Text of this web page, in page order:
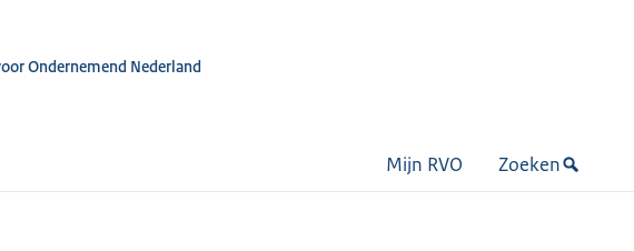
Ondernemend Nederland
Mijn RVO Zoeken